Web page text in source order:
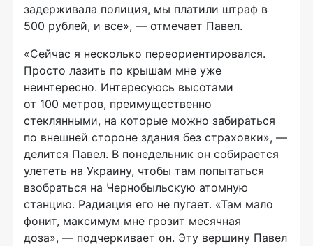
задерживала полиция, мы платили штраф в
500 рублей, и все», — отмечает Павел.
«Сейчас я несколько переориентировался.
Просто лазить по крышам мне уже
неинтересно. Интересуюсь высотами
от 100 метров, преимущественно
стеклянными, на которые можно забираться
по внешней стороне здания без страховки», —
делится Павел. В понедельник он собирается
улететь на Украину, чтобы там попытаться
взобраться на Чернобыльскую атомную
станцию. Радиация его не пугает. «Там мало
фонит, максимум мне грозит месячная
доза», — подчеркивает он. Эту вершину Павел